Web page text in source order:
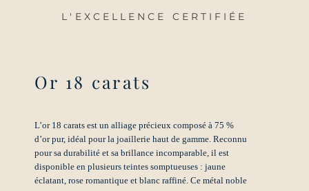
L'EXCELLENCE CERTIFIÉE
Or 18 carats
L’or 18 carats est un alliage précieux composé à 75 %
d’or pur, idéal pour la joaillerie haut de gamme. Reconnu
pour sa durabilité et sa brillance incomparable, il est
disponible en plusieurs teintes somptueuses : jaune
éclatant, rose romantique et blanc raffiné. Ce métal noble